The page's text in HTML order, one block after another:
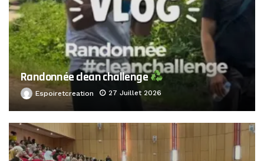
Randonnée clean challenge
Espoiretcreation 27 Juillet 2026